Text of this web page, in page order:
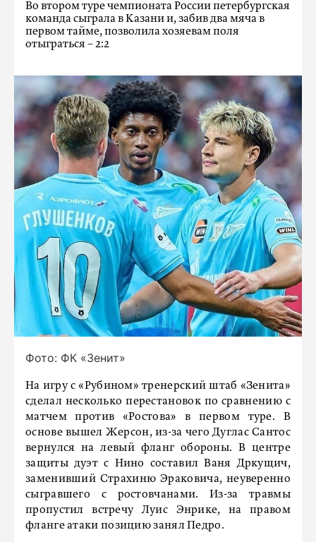
Во втором туре чемпионата России петербургская
команда сыграла в Казани и, забив два мяча в
первом тайме, позволила хозяевам поля
отыграться – 2:2
Фото: ФК «Зенит»
На игру с «Рубином» тренерский штаб «Зенита»
сделал несколько перестановок по сравнению с
матчем против «Ростова» в первом туре. В
основе вышел Жерсон, из-за чего Дуглас Сантос
вернулся на левый фланг обороны. В центре
защиты дуэт с Нино составил Ваня Дркущич,
заменивший Страхиню Эраковича, неуверенно
сыгравшего с ростовчанами. Из-за травмы
пропустил встречу Луис Энрике, на правом
фланге атаки позицию занял Педро.